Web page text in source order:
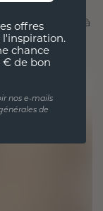
votre
destinée à
offres
l'inspiration.
chance
€ de bon
nos e-mails
de